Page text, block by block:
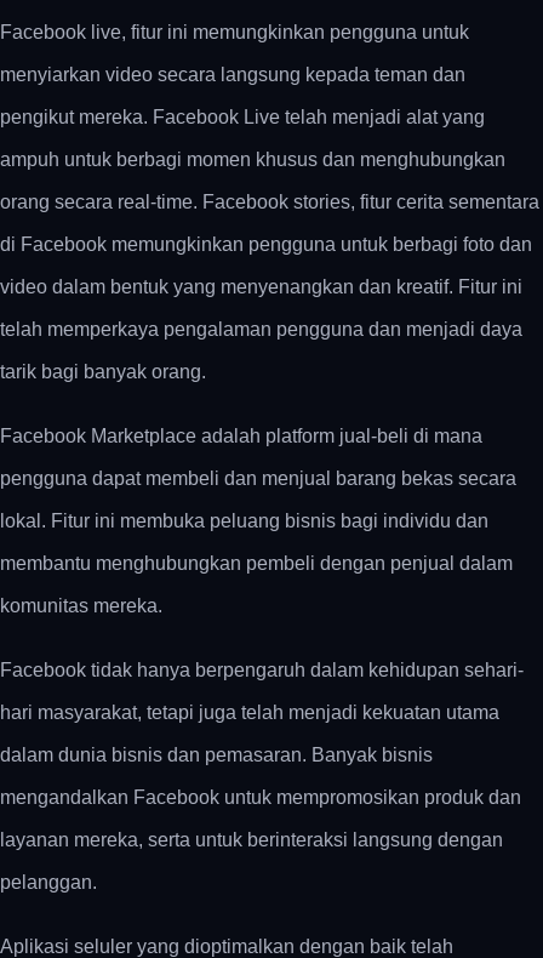
Facebook live, fitur ini memungkinkan pengguna untuk
menyiarkan video secara langsung kepada teman dan
pengikut mereka. Facebook Live telah menjadi alat yang
ampuh untuk berbagi momen khusus dan menghubungkan
orang secara real-time. Facebook stories, fitur cerita sementara
di Facebook memungkinkan pengguna untuk berbagi foto dan
video dalam bentuk yang menyenangkan dan kreatif. Fitur ini
telah memperkaya pengalaman pengguna dan menjadi daya
tarik bagi banyak orang.
Facebook Marketplace adalah platform jual-beli di mana
pengguna dapat membeli dan menjual barang bekas secara
lokal. Fitur ini membuka peluang bisnis bagi individu dan
membantu menghubungkan pembeli dengan penjual dalam
komunitas mereka.
Facebook tidak hanya berpengaruh dalam kehidupan sehari-
hari masyarakat, tetapi juga telah menjadi kekuatan utama
dalam dunia bisnis dan pemasaran. Banyak bisnis
mengandalkan Facebook untuk mempromosikan produk dan
layanan mereka, serta untuk berinteraksi langsung dengan
pelanggan.
Aplikasi seluler yang dioptimalkan dengan baik telah